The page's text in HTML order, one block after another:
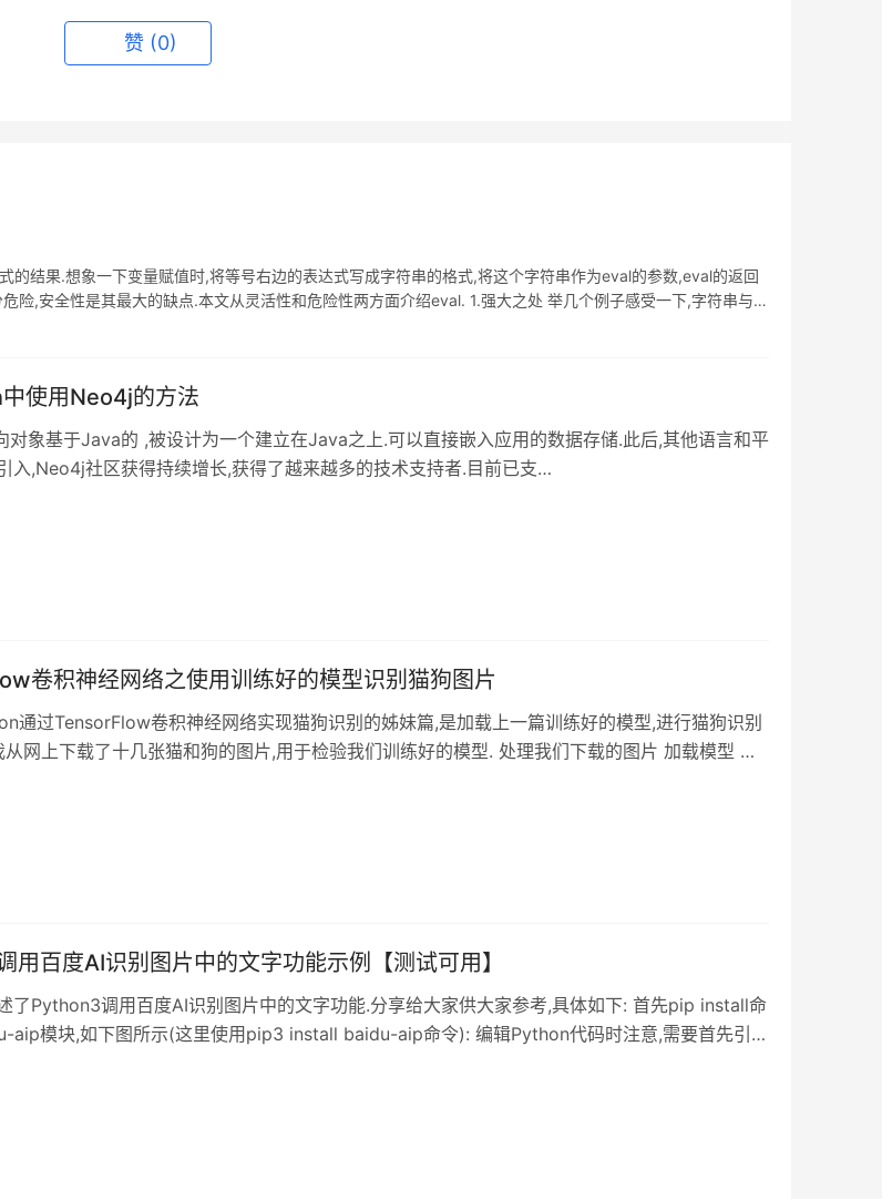
赞 (0)
结果.想象一下变量赋值时,将等号右边的表达式写成字符串的格式,将这个字符串作为eval的参数,eval的返回
,安全性是其最大的缺点.本文从灵活性和危险性两方面介绍eval. 1.强大之处 举几个例子感受一下,字符串与
使用Neo4j的方法
对象基于Java的 ,被设计为一个建立在Java之上.可以直接嵌入应用的数据存储.此后,其他语言和平
入,Neo4j社区获得持续增长,获得了越来越多的技术支持者.目前已支
卷积神经网络之使用训练好的模型识别猫狗图片
通过TensorFlow卷积神经网络实现猫狗识别的姊妹篇,是加载上一篇训练好的模型,进行猫狗识别
网上下载了十几张猫和狗的图片,用于检验我们训练好的模型. 处理我们下载的图片 加载模型 将
用百度AI识别图片中的文字功能示例【测试可用】
了Python3调用百度AI识别图片中的文字功能.分享给大家供大家参考,具体如下: 首先pip install命
aip模块,如下图所示(这里使用pip3 install baidu-aip命令): 编辑Python代码时注意,需要首先引入